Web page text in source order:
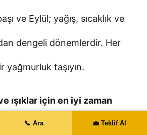
ve Eylül; yağış, sıcaklık ve
dengeli dönemlerdir. Her
yağmurluk taşıyın.
ışıklar için en iyi zaman
Aralık ortasına kadar
📞 Ara 💼 Teklif Al